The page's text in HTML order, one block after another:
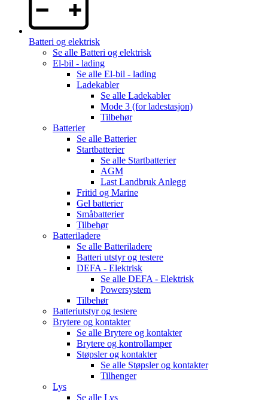
Batteri og elektrisk
Se alle Batteri og elektrisk
El-bil - lading
Se alle El-bil - lading
Ladekabler
Se alle Ladekabler
Mode 3 (for ladestasjon)
Tilbehør
Batterier
Se alle Batterier
Startbatterier
Se alle Startbatterier
AGM
Last Landbruk Anlegg
Fritid og Marine
Gel batterier
Småbatterier
Tilbehør
Batteriladere
Se alle Batteriladere
Batteri utstyr og testere
DEFA - Elektrisk
Se alle DEFA - Elektrisk
Powersystem
Tilbehør
Batteriutstyr og testere
Brytere og kontakter
Se alle Brytere og kontakter
Brytere og kontrollamper
Støpsler og kontakter
Se alle Støpsler og kontakter
Tilhenger
Lys
Se alle Lys